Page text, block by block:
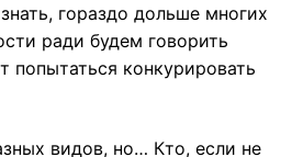
гораздо дольше многих
ради будем говорить
попытаться конкурировать
видов, но… Кто, если не